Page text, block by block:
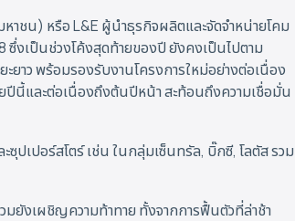
าชน) หรือ L&E ผู้นำธุรกิจผลิตและจัดจำหน่ายโคม
ซึ่งเป็นช่วงโค้งสุดท้ายของปี ยังคงเป็นไปตาม
ยาว พร้อมรองรับงานโครงการใหม่อย่างต่อเนื่อง
ปีนี้และต่อเนื่องถึงต้นปีหน้า สะท้อนถึงความเชื่อมั่น
ปเปอร์สโตร์ เช่น ในกลุ่มเซ็นทรัล, บิ๊กซี, โลตัส รวม
ยังเผชิญความท้าทาย ทั้งจากการฟื้นตัวที่ล่าช้า